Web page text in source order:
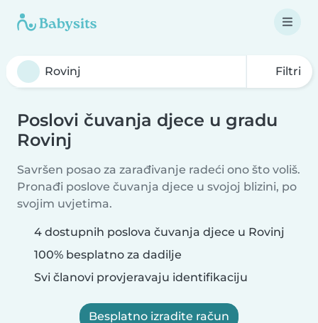
Filtri
Poslovi čuvanja djece u gradu
Rovinj
Savršen posao za zarađivanje radeći ono što voliš.
Pronađi poslove čuvanja djece u svojoj blizini, po
svojim uvjetima.
4 dostupnih poslova čuvanja djece u Rovinj
100% besplatno za dadilje
Svi članovi provjeravaju identifikaciju
Besplatno izradite račun